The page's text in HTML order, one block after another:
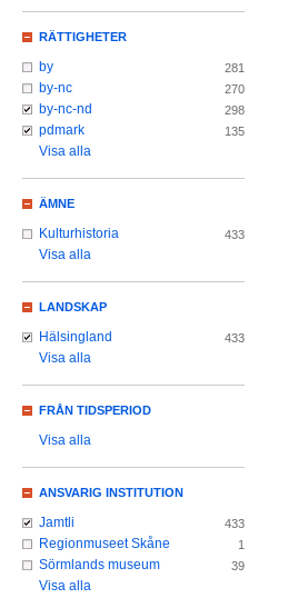
RÄTTIGHETER
by 281
by-nc 270
by-nc-nd 298
pdmark 135
Visa alla
ÄMNE
Kulturhistoria 433
Visa alla
LANDSKAP
Hälsingland 433
Visa alla
FRÅN TIDSPERIOD
Visa alla
ANSVARIG INSTITUTION
Jamtli 433
Regionmuseet Skåne 1
Sörmlands museum 39
Visa alla